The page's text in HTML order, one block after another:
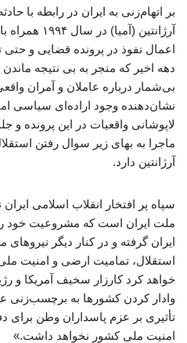
بر اتهام‌زنی به ایران در رابطه با
آرژانتین
اعمال نفوذ در پرونده قضایی و
دهه اخیر که منجر به بی نتیجه
بی‌شمار درباره عاملان و آمران
نشان‌دهنده وجود اراده‌ای سیاسی
لاپوشانی واقعیات در این پرونده
ماجرا به بهای زیر سوال رفتن
آرژانتین دارد.
سپاه پر افتخار انقلاب اسلامی
ملت ایران است که مشروعیت خود
ایران گرفته و در کنار دیگر
استقلال، تمامیت ارضی و امنیت
خواهد کرد کارزار سخیف آمریکا و
وادار کردن کشورها به برچسب‌زنی
تأثیری بر عزم پاسداران وطن برای
امنیت ملی کشور نخواهد داشت.»